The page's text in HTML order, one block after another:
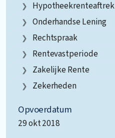
Hypotheekrenteaftrek
Onderhandse Lening
Rechtspraak
Rentevastperiode
Zakelijke Rente
Zekerheden
Opvoerdatum
29 okt 2018